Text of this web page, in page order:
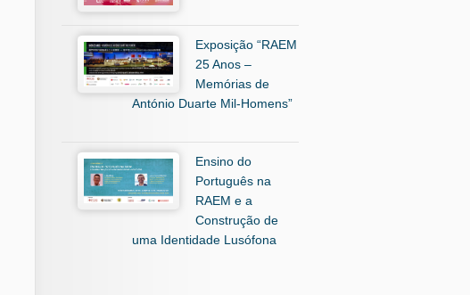
Exposição “RAEM
25 Anos –
Memórias de
António Duarte Mil-Homens”
Ensino do
Português na
RAEM e a
Construção de
uma Identidade Lusófona